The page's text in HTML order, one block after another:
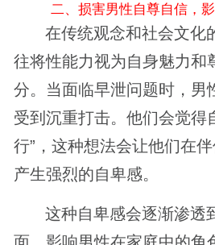
二、损害男性自尊自信，
在传统观念和社会文化
往将性能力视为自身魅力和
分。当面临早泄问题时，男
受到沉重打击。他们会觉得
行”，这种想法会让他们在
产生强烈的自卑感。
这种自卑感会逐渐渗透